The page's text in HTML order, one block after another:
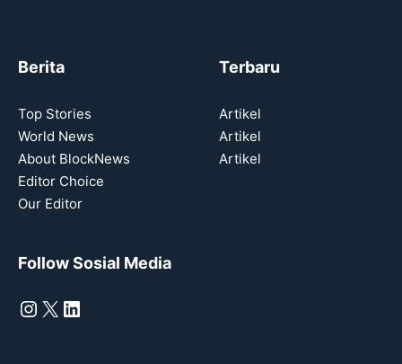
Berita
Top Stories
World News
About BlockNews
Editor Choice
Our Editor
Terbaru
Artikel
Artikel
Artikel
Follow Sosial Media
Instagram
X LinkedIn